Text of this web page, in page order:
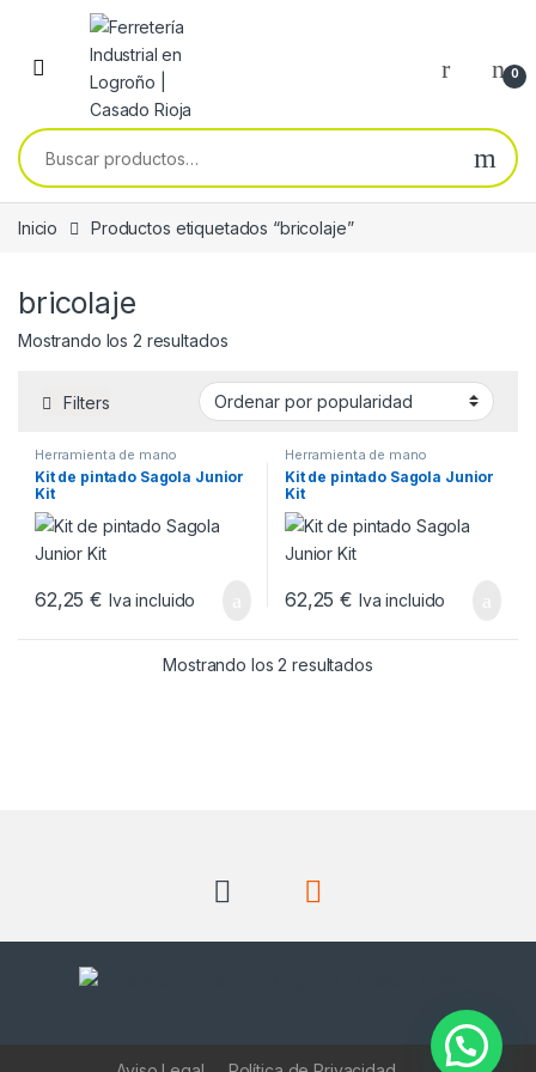
Skip to navigation
Skip to content
0
Buscar por:
Inicio Productos etiquetados “bricolaje”
bricolaje
Mostrando los 2 resultadosOrdenado por popularidad
Filters
Herramienta de mano
Kit de pintado Sagola Junior
Kit
62,25€ Iva incluido
Herramienta de mano
Kit de pintado Sagola Junior
Kit
62,25€ Iva incluido
Mostrando los 2 resultadosOrdenado por